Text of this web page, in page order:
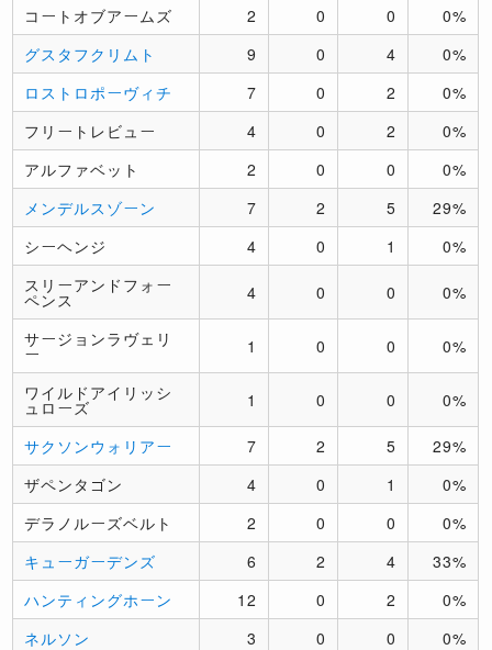
コートオブアームズ
2 0 0
0%
グスタフクリムト
9 0 4
0%
ロストロポーヴィチ
7 0 2
0%
フリートレビュー
4 0 2
0%
アルファベット
2 0 0
0%
メンデルスゾーン
7 2 5
29%
シーヘンジ
4 0 1
0%
スリーアンドフォー
ペンス 4 0 0 0%
サージョンラヴェリ
ー 1 0 0 0%
ワイルドアイリッシ
ュローズ 1 0 0 0%
サクソンウォリアー 7 2 5
29%
ザペンタゴン
4 0 1
0%
デラノルーズベルト
2 0 0
0%
キューガーデンズ
6 2 4
33%
ハンティングホーン
12 0 2
0%
ネルソン
3 0 0
0%